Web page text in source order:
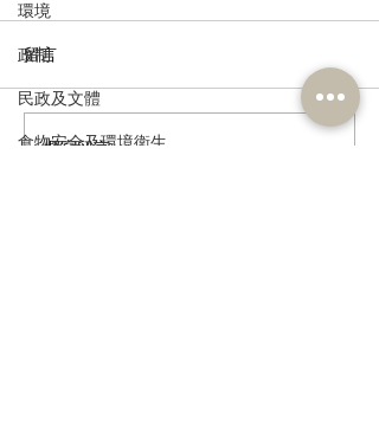
環境
政制
民政及文體
食物安全及環境衛生
走進蔚來、國盾量子與科
留言
撰寫留言......